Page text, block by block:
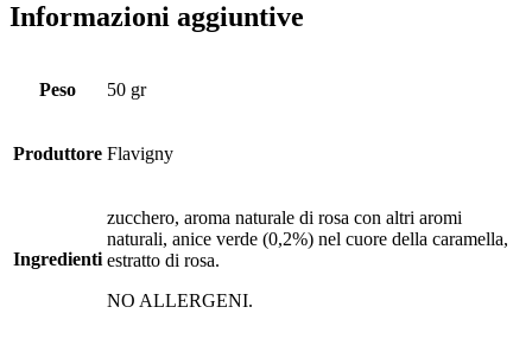
Informazioni aggiuntive
Peso 50 gr
Produttore Flavigny
Ingredienti
zucchero, aroma naturale di rosa con altri aromi
naturali, anice verde (0,2%) nel cuore della caramella,
estratto di rosa.
NO ALLERGENI.